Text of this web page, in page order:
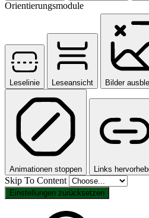
Orientierungsmodule
Leselinie Leseansicht Bilder
Animationen stoppen Links
Skip To Content
Einstellungen zurücksetzen